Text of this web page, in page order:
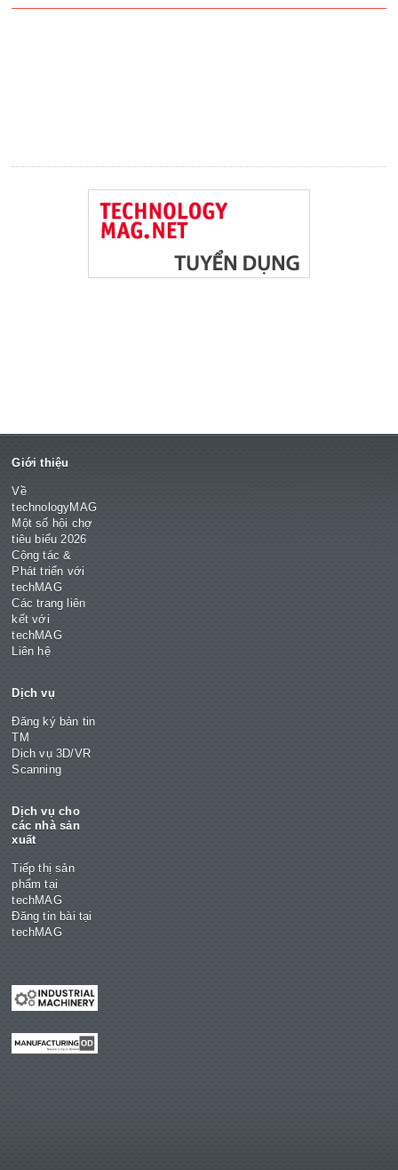
Giới thiệu
Về
technologyMAG
Một số hội chợ
tiêu biểu 2026
Cộng tác &
Phát triển với
techMAG
Các trang liên
kết với
techMAG
Liên hệ
Dịch vụ
Đăng ký bản tin
TM
Dịch vụ 3D/VR
Scanning
Dịch vụ cho
các nhà sản
xuất
Tiếp thị sản
phẩm tại
techMAG
Đăng tin bài tại
techMAG